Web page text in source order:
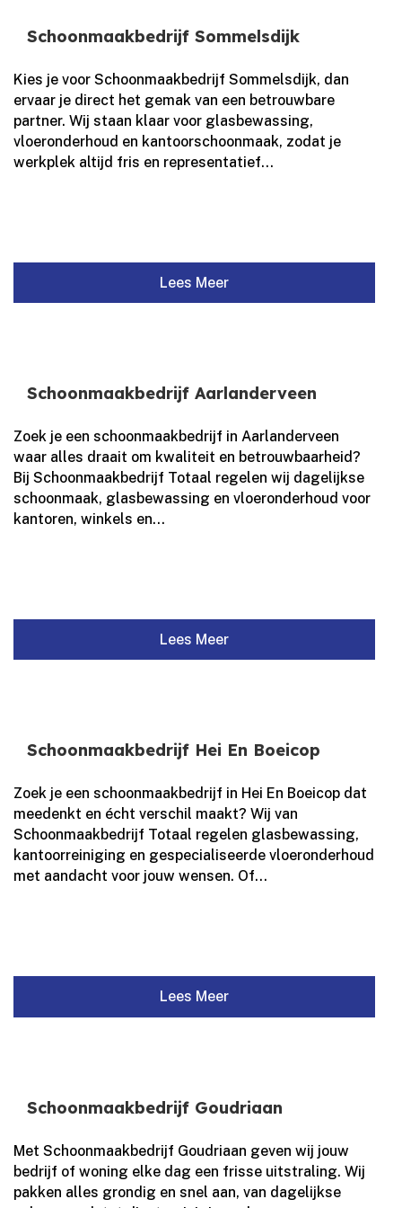
Schoonmaakbedrijf Sommelsdijk
Kies je voor Schoonmaakbedrijf Sommelsdijk, dan
ervaar je direct het gemak van een betrouwbare
partner.​ Wij staan klaar voor glasbewassing,
vloeronderhoud en kantoorschoonmaak, zodat je
werkplek altijd fris en representatief...
Lees Meer
Schoonmaakbedrijf Aarlanderveen
Zoek je een schoonmaakbedrijf in Aarlanderveen
waar alles draait om kwaliteit en betrouwbaarheid?
Bij Schoonmaakbedrijf Totaal regelen wij dagelijkse
schoonmaak, glasbewassing en vloeronderhoud voor
kantoren, winkels en...
Lees Meer
Schoonmaakbedrijf Hei En Boeicop
Zoek je een schoonmaakbedrijf in Hei En Boeicop dat
meedenkt en écht verschil maakt? Wij van
Schoonmaakbedrijf Totaal regelen glasbewassing,
kantoorreiniging en gespecialiseerde vloeronderhoud
met aandacht voor jouw wensen.​ Of...
Lees Meer
Schoonmaakbedrijf Goudriaan
Met Schoonmaakbedrijf Goudriaan geven wij jouw
bedrijf of woning elke dag een frisse uitstraling.​ Wij
pakken alles grondig en snel aan, van dagelijkse